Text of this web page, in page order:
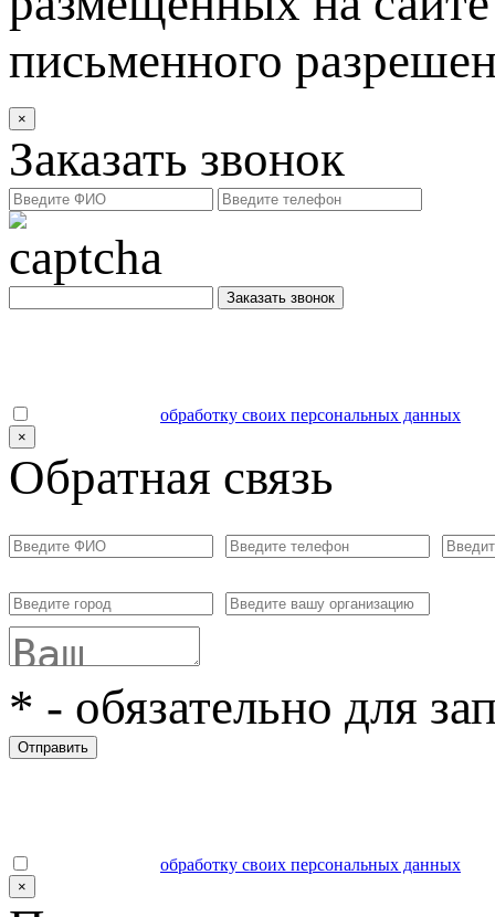
письменного
×
Заказать звонок
Заказать звонок
обработку своих персональных данных
×
Обратная связь
* - обязательно для
Отправить
обработку своих персональных данных
×